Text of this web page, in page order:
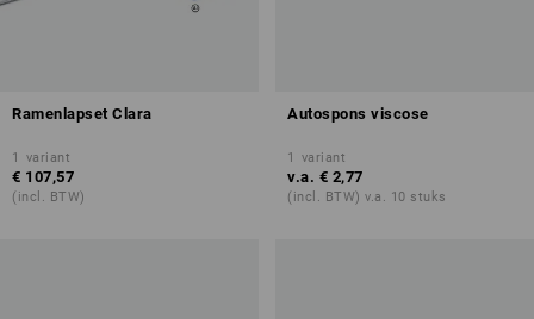
Ramenlapset Clara
1 variant
€ 107,57
(incl. BTW)
Autospons viscose
1 variant
v.a. € 2,77
(incl. BTW) v.a. 10 stuks